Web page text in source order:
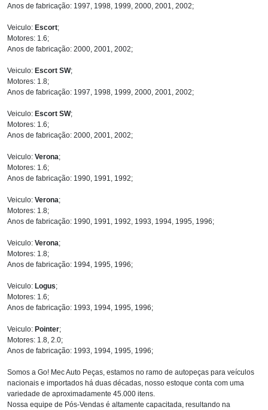
Anos de fabricação: 1997, 1998, 1999, 2000, 2001, 2002;
Veiculo: Escort;
Motores: 1.6;
Anos de fabricação: 2000, 2001, 2002;
Veiculo: Escort SW;
Motores: 1.8;
Anos de fabricação: 1997, 1998, 1999, 2000, 2001, 2002;
Veiculo: Escort SW;
Motores: 1.6;
Anos de fabricação: 2000, 2001, 2002;
Veiculo: Verona;
Motores: 1.6;
Anos de fabricação: 1990, 1991, 1992;
Veiculo: Verona;
Motores: 1.8;
Anos de fabricação: 1990, 1991, 1992, 1993, 1994, 1995, 1996;
Veiculo: Verona;
Motores: 1.8;
Anos de fabricação: 1994, 1995, 1996;
Veiculo: Logus;
Motores: 1.6;
Anos de fabricação: 1993, 1994, 1995, 1996;
Veiculo: Pointer;
Motores: 1.8, 2.0;
Anos de fabricação: 1993, 1994, 1995, 1996;
Somos a Go! Mec Auto Peças, estamos no ramo de autopeças para veículos
nacionais e importados há duas décadas, nosso estoque conta com uma
variedade de aproximadamente 45.000 itens.
Nossa equipe de Pós-Vendas é altamente capacitada, resultando na